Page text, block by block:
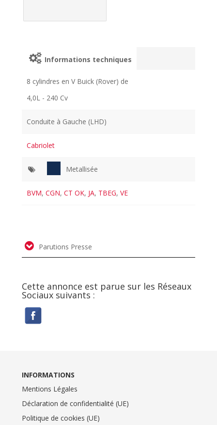
Informations techniques
8 cylindres en V Buick (Rover) de
4,0L - 240 Cv
Conduite à Gauche (LHD)
Cabriolet
Metallisée
BVM,CGN,CT OK, JA, TBEG,VE
Parutions Presse
Cette annonce est parue sur les Réseaux
Sociaux suivants :
INFORMATIONS
Mentions Légales
Déclaration de confidentialité (UE)
Politique de cookies (UE)